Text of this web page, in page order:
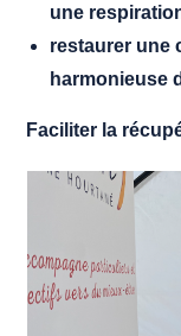
une
restaurer une
harmonieuse
Faciliter la